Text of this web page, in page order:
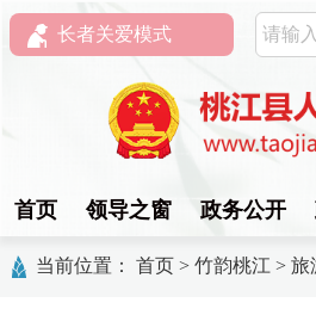
长者关爱模式
首页 领导之窗 政务公开
当前位置： 首页 > 竹韵桃江 > 旅